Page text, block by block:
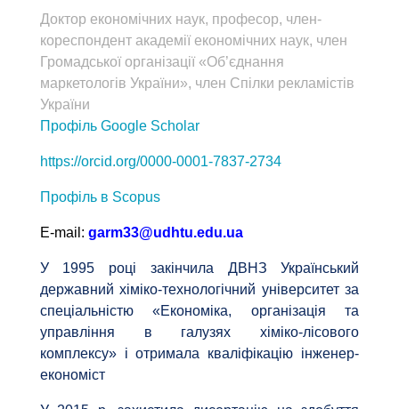
Доктор економічних наук, професор, член-
кореспондент академії економічних наук, член
Громадської організації «Об’єднання
маркетологів України», член Спілки рекламістів
України
Профіль Google Scholar
https://orcid.org/0000-0001-7837-2734
Профіль в Scopus
Е-mail: garm33@udhtu.edu.ua
У 1995 році закінчила ДВНЗ Український
державний хіміко-технологічний університет за
спеціальністю «Економіка, організація та
управління в галузях хіміко-лісового
комплексу» і отримала кваліфікацію інженер-
економіст